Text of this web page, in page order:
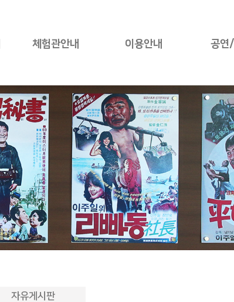
체험관안내
ZONE1
ZONE2
ZONE3
ZONE4
ZONE5
이용안내
관람료안내
시설안내
단체체험프로그램
코미디체험관예약
단체관람예약
오시는길
공연
공
네이
쿠팡
인터파
자유게시판